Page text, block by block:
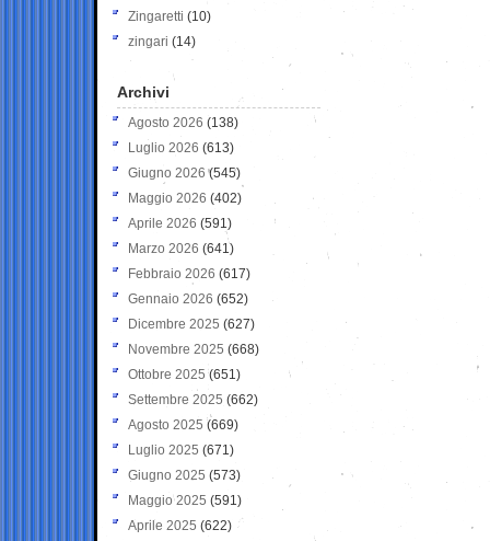
Zingaretti (10)
zingari (14)
Archivi
Agosto 2026 (138)
Luglio 2026 (613)
Giugno 2026 (545)
Maggio 2026 (402)
Aprile 2026 (591)
Marzo 2026 (641)
Febbraio 2026 (617)
Gennaio 2026 (652)
Dicembre 2025 (627)
Novembre 2025 (668)
Ottobre 2025 (651)
Settembre 2025 (662)
Agosto 2025 (669)
Luglio 2025 (671)
Giugno 2025 (573)
Maggio 2025 (591)
Aprile 2025 (622)